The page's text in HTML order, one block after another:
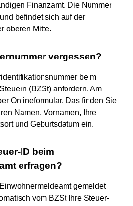
Finanzamt. Die Nummer
befindet sich auf der
oberen Mitte.
vergessen?
beim
(BZSt) anfordern. Am
Onlineformular. Das finden Sie
Namen, Vornamen, Ihre
und Geburtsdatum ein.
ID beim
erfragen?
gemeldet
vom BZSt Ihre Steuer-